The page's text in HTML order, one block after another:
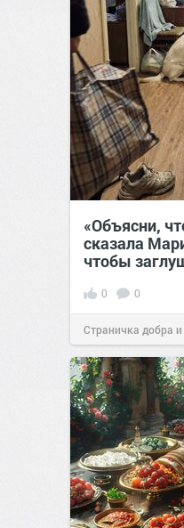
«Объясни,
сказала
чтобы
0 0
Страничка добра
позитива!12:38